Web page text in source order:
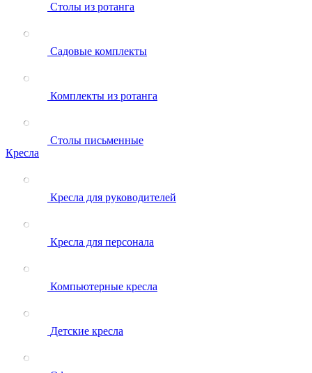
Столы из ротанга
Садовые комплекты
Комплекты из ротанга
Столы письменные
Кресла
Кресла для руководителей
Кресла для персонала
Компьютерные кресла
Детские кресла